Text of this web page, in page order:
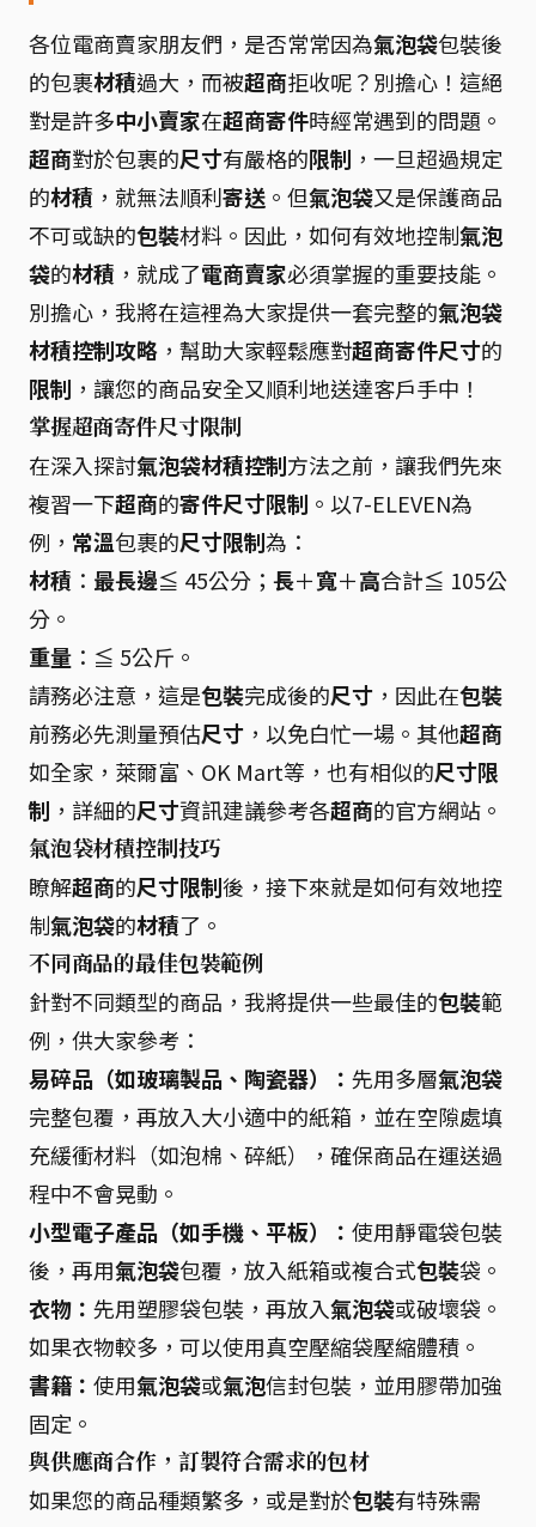
各位電商賣家朋友們，是否常常因為氣泡袋包裝後
的包裹材積過大，而被超商拒收呢？別擔心！這絕
對是許多中小賣家在超商寄件時經常遇到的問題。
超商對於包裹的尺寸有嚴格的限制 ，一旦超過規定
的材積 ，就無法順利寄送 。但氣泡袋又是保護商品
不可或缺的包裝材料。因此，如何有效地控制氣泡
袋的材積 ，就成了電商賣家必須掌握的重要技能。
別擔心，我將在這裡為大家提供一套完整的氣泡袋
材積控制攻略 ，幫助大家輕鬆應對超商寄件尺寸的
限制 ，讓您的商品安全又順利地送達客戶手中！
掌握超商寄件尺寸限制
在深入探討氣泡袋材積控制方法之前，讓我們先來
複習一下超商的寄件尺寸限制 。以7-ELEVEN為
例， 常溫包裹的尺寸限制為：
材積 ： 最長邊≦ 45公分； 長＋寬＋高合計≦ 105公
分。
重量 ：≦ 5公斤。
請務必注意，這是包裝完成後的尺寸 ，因此在包裝
前務必先測量預估尺寸 ，以免白忙一場。其他超商
如全家，萊爾富、OK Mart等，也有相似的尺寸限
制 ，詳細的尺寸資訊建議參考各超商的官方網站。
氣泡袋材積控制技巧
瞭解超商的尺寸限制後，接下來就是如何有效地控
制氣泡袋的材積了。
不同商品的最佳包裝範例
針對不同類型的商品，我將提供一些最佳的包裝範
例，供大家參考：
易碎品（如玻璃製品、陶瓷器）： 先用多層氣泡袋
完整包覆，再放入大小適中的紙箱，並在空隙處填
充緩衝材料（如泡棉、碎紙），確保商品在運送過
程中不會晃動。
小型電子產品（如手機、平板）： 使用靜電袋包裝
後，再用氣泡袋包覆，放入紙箱或複合式包裝袋。
衣物： 先用塑膠袋包裝，再放入氣泡袋或破壞袋。
如果衣物較多，可以使用真空壓縮袋壓縮體積。
書籍： 使用氣泡袋或氣泡信封包裝，並用膠帶加強
固定。
與供應商合作，訂製符合需求的包材
如果您的商品種類繁多，或是對於包裝有特殊需